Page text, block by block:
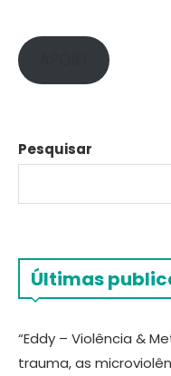
Pesquisar
Últimas
“Eddy – Violência &
trauma, as